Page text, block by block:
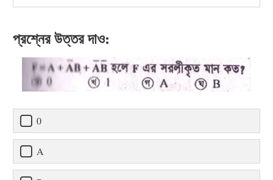
প্রশ্নের উত্তর দাও:
0
A